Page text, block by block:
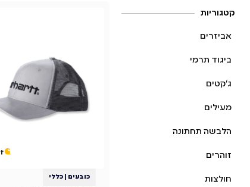
קטגוריות
אביזרים
ביגוד תרמי
ג׳קטים
מעילים
הלבשה תחתונה
זוהרים
חולצות כובעים כללי